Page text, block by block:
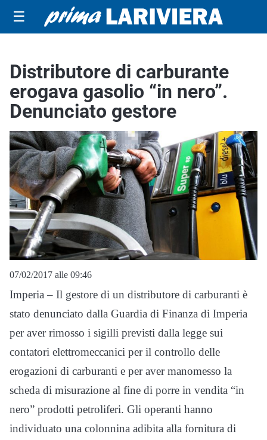
☰
Distributore di carburante
erogava gasolio “in nero”.
Denunciato gestore
07/02/2017 alle 09:46
Imperia – Il gestore di un distributore di carburanti è
stato denunciato dalla Guardia di Finanza di Imperia
per aver rimosso i sigilli previsti dalla legge sui
contatori elettromeccanici per il controllo delle
erogazioni di carburanti e per aver manomesso la
scheda di misurazione al fine di porre in vendita “in
nero” prodotti petroliferi. Gli operanti hanno
individuato una colonnina adibita alla fornitura di